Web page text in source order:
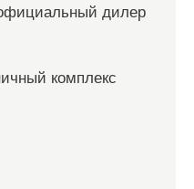
дилер
комплекс